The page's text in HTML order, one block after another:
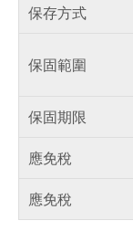
保存方式
保固範圍
保固期限
應免稅
應免稅